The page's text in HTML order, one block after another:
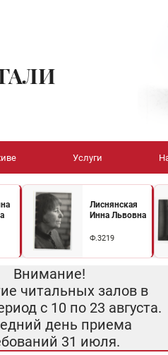
Услуги
Лиснянская
Инна Львовна
Ф.3219
Внимание!
читальных залов в
с 10 по 23 августа.
день приема
31 июля.